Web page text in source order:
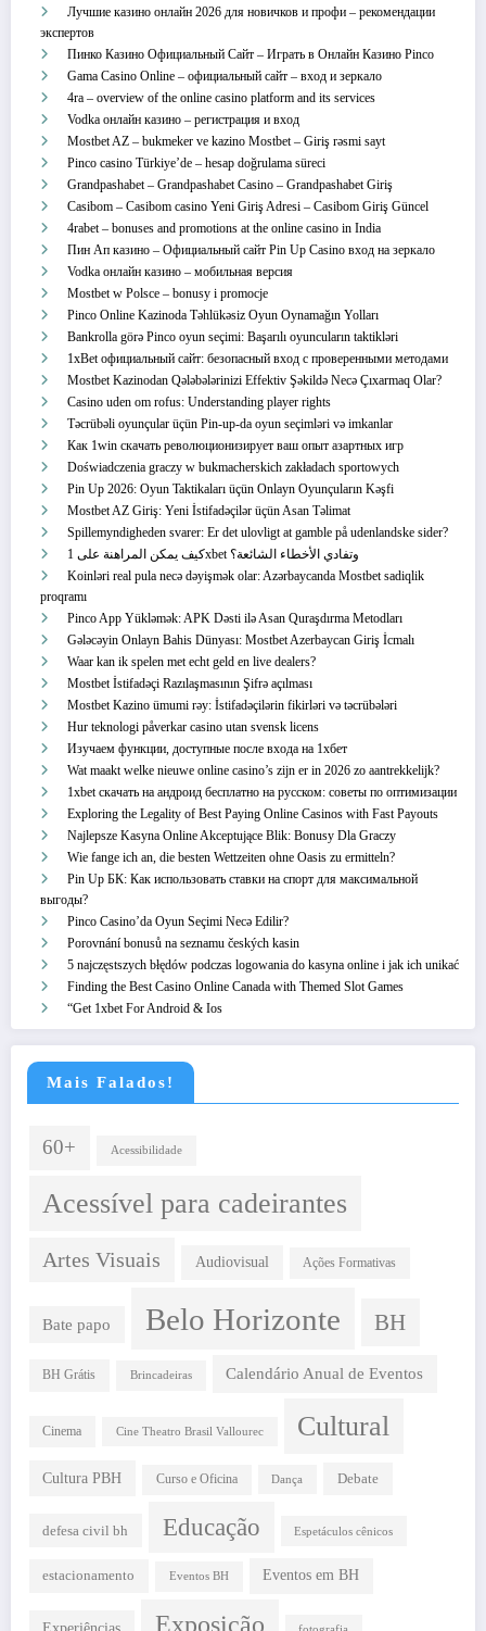
Лучшие казино онлайн 2026 для новичков и профи – рекомендации
экспертов
Пинко Казино Официальный Сайт – Играть в Онлайн Казино Pinco
Gama Casino Online – официальный сайт – вход и зеркало
4ra – overview of the online casino platform and its services
Vodka онлайн казино – регистрация и вход
Mostbet AZ – bukmeker ve kazino Mostbet – Giriş rəsmi sayt
Pinco casino Türkiye’de – hesap doğrulama süreci
Grandpashabet – Grandpashabet Casino – Grandpashabet Giriş
Casibom – Casibom casino Yeni Giriş Adresi – Casibom Giriş Güncel
4rabet – bonuses and promotions at the online casino in India
Пин Ап казино – Официальный сайт Pin Up Casino вход на зеркало
Vodka онлайн казино – мобильная версия
Mostbet w Polsce – bonusy i promocje
Pinco Online Kazinoda Təhlükəsiz Oyun Oynamağın Yolları
Bankrolla görə Pinco oyun seçimi: Başarılı oyuncuların taktikləri
1xBet официальный сайт: безопасный вход с проверенными методами
Mostbet Kazinodan Qələbələrinizi Effektiv Şəkildə Necə Çıxarmaq Olar?
Casino uden om rofus: Understanding player rights
Təcrübəli oyunçular üçün Pin-up-da oyun seçimləri və imkanlar
Как 1win скачать революционизирует ваш опыт азартных игр
Doświadczenia graczy w bukmacherskich zakładach sportowych
Pin Up 2026: Oyun Taktikaları üçün Onlayn Oyunçuların Kəşfi
Mostbet AZ Giriş: Yeni İstifadəçilər üçün Asan Təlimat
Spillemyndigheden svarer: Er det ulovligt at gamble på udenlandske sider?
كيف يمكن المراهنة على 1xbet وتفادي الأخطاء الشائعة؟
Koinləri real pula necə dəyişmək olar: Azərbaycanda Mostbet sadiqlik
proqramı
Pinco App Yükləmək: APK Dəsti ilə Asan Quraşdırma Metodları
Gələcəyin Onlayn Bahis Dünyası: Mostbet Azerbaycan Giriş İcmalı
Waar kan ik spelen met echt geld en live dealers?
Mostbet İstifadəçi Razılaşmasının Şifrə açılması
Mostbet Kazino ümumi rəy: İstifadəçilərin fikirləri və təcrübələri
Hur teknologi påverkar casino utan svensk licens
Изучаем функции, доступные после входа на 1хбет
Wat maakt welke nieuwe online casino’s zijn er in 2026 zo aantrekkelijk?
1xbet скачать на андроид бесплатно на русском: советы по оптимизации
Exploring the Legality of Best Paying Online Casinos with Fast Payouts
Najlepsze Kasyna Online Akceptujące Blik: Bonusy Dla Graczy
Wie fange ich an, die besten Wettzeiten ohne Oasis zu ermitteln?
Pin Up БК: Как использовать ставки на спорт для максимальной
выгоды?
Pinco Casino’da Oyun Seçimi Necə Edilir?
Porovnání bonusů na seznamu českých kasin
5 najczęstszych błędów podczas logowania do kasyna online i jak ich unikać
Finding the Best Casino Online Canada with Themed Slot Games
“Get 1xbet For Android & Ios
Mais Falados!
60+ Acessibilidade
Acessível para cadeirantes
Artes Visuais Audiovisual Ações Formativas
Bate papo Belo Horizonte BH
BH Grátis Brincadeiras Calendário Anual de Eventos
Cinema Cine Theatro Brasil Vallourec Cultural
Cultura PBH Curso e Oficina Dança Debate
defesa civil bh Educação Espetáculos cênicos
estacionamento Eventos BH Eventos em BH
Exposição